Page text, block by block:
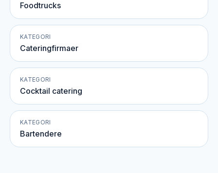
Foodtrucks
KATEGORI
Cateringfirmaer
KATEGORI
Cocktail catering
KATEGORI
Bartendere